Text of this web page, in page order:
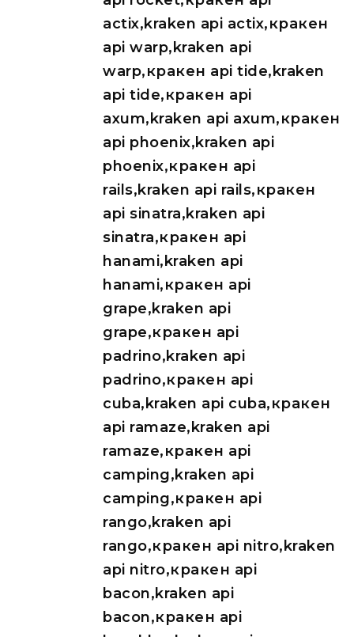
actix,kraken api actix,кракен
api warp,kraken api
warp,кракен api tide,kraken
api tide,кракен api
axum,kraken api axum,кракен
api phoenix,kraken api
phoenix,кракен api
rails,kraken api rails,кракен
api sinatra,kraken api
sinatra,кракен api
hanami,kraken api
hanami,кракен api
grape,kraken api
grape,кракен api
padrino,kraken api
padrino,кракен api
cuba,kraken api cuba,кракен
api ramaze,kraken api
ramaze,кракен api
camping,kraken api
camping,кракен api
rango,kraken api
rango,кракен api nitro,kraken
api nitro,кракен api
bacon,kraken api
bacon,кракен api